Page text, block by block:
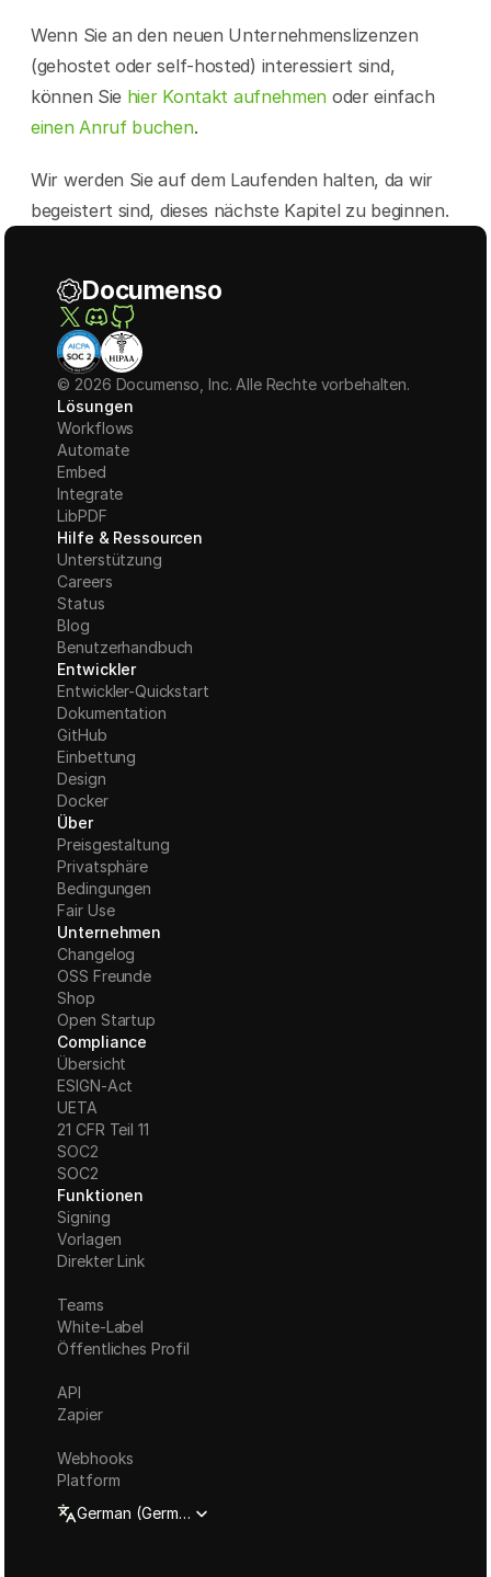
Wenn Sie an den neuen Unternehmenslizenzen
(gehostet oder self-hosted) interessiert sind,
können Sie hier Kontakt aufnehmen
einen Anruf buchen.
Wir werden Sie auf dem Laufenden halten, da wir
begeistert sind, dieses nächste Kapitel zu beginnen.
Documenso
© 2026 Documenso, Inc. Alle Rechte vorbehalten.
Lösungen
Workflows
Automate
Embed
Integrate
LibPDF
Hilfe & Ressourcen
Unterstützung
Careers
Status
Blog
Benutzerhandbuch
Entwickler
Entwickler-Quickstart
Dokumentation
GitHub
Einbettung
Design
Docker
Über
Preisgestaltung
Privatsphäre
Bedingungen
Fair Use
Unternehmen
Changelog
OSS Freunde
Shop
Open Startup
Compliance
Übersicht
ESIGN-Act
UETA
21 CFR Teil 11
SOC2
SOC2
Funktionen
Signing
Vorlagen
Direkter Link
Teams
White-Label
Öffentliches Profil
API
Zapier
Webhooks
Platform
Select LanguageGerman (Germany)